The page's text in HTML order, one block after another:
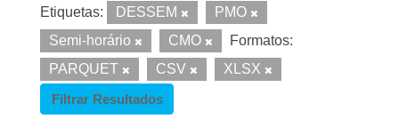
Etiquetas: DESSEM
PMO
Semi-horário
CMO
Formatos:
PARQUET
CSV
XLSX
Filtrar Resultados